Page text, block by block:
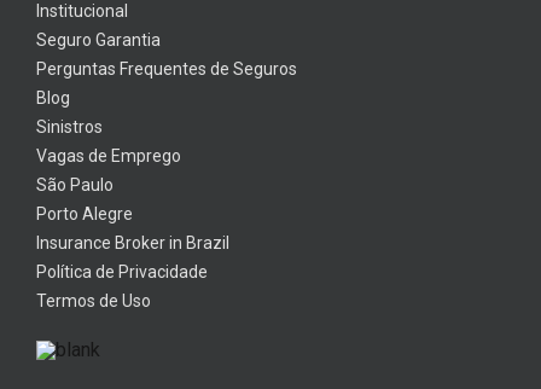
Institucional
Seguro Garantia
Perguntas Frequentes de Seguros
Blog
Sinistros
Vagas de Emprego
São Paulo
Porto Alegre
Insurance Broker in Brazil
Política de Privacidade
Termos de Uso